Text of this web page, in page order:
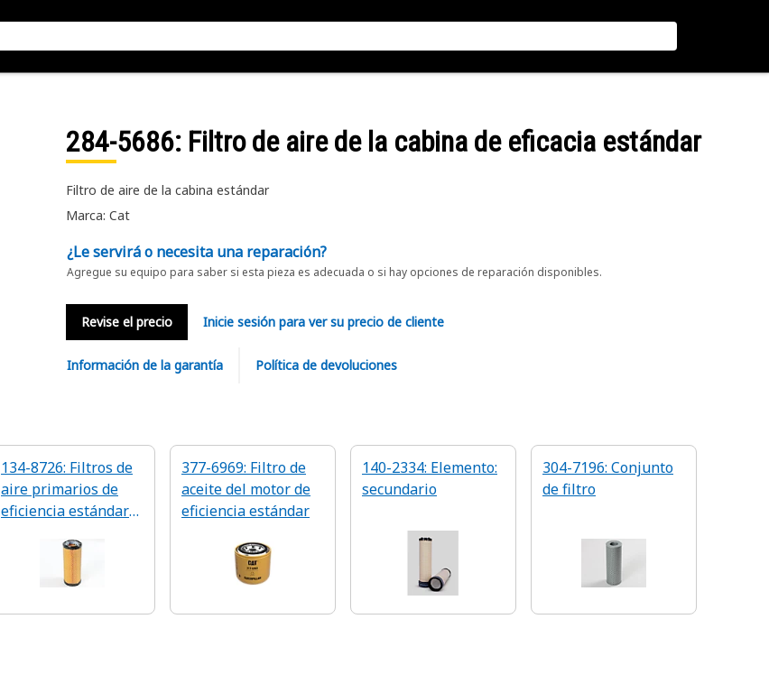
284-5686: Filtro de aire de la cabina de eficacia estándar
Filtro de aire de la cabina estándar
Marca: Cat
¿Le servirá o necesita una reparación?
Agregue su equipo para saber si esta pieza es adecuada o si hay opciones de reparación disponibles.
Revise el precio Inicie sesión para ver su precio de cliente
Información de la garantía Política de devoluciones
134-8726: Filtros de
aire primarios de
eficiencia estándar
377-6969: Filtro de
aceite del motor de
eficiencia estándar
140-2334: Elemento:
secundario
304-7196: Conjunto
de filtro